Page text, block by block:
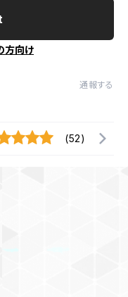
方向け
通報する
(52)